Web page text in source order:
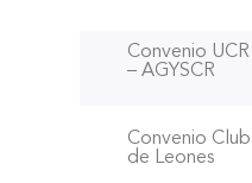
Convenio UCR
– AGYSCR
Convenio Club
de Leones